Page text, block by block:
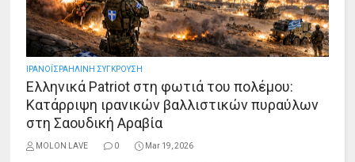
ΙΡΑΝΟΪΣΡΑΗΛΙΝΗ ΣΥΓΚΡΟΥΣΗ
Ελληνικά Patriot στη φωτιά του πολέμου:
Κατάρριψη ιρανικών βαλλιστικών πυραύλων
στη Σαουδική Αραβία
MOLON LAVE 0 Mar 19, 2026